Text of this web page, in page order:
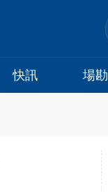
快訊 場勘